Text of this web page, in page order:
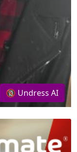
🔞 Undress AI